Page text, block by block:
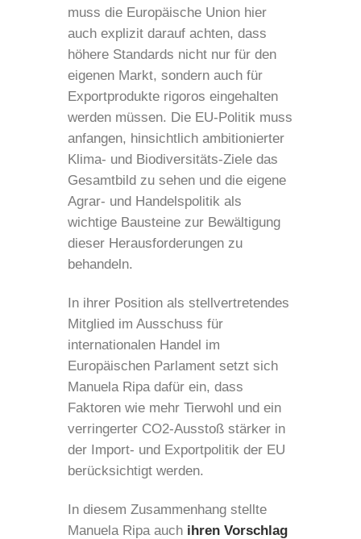
muss die Europäische Union hier
auch explizit darauf achten, dass
höhere Standards nicht nur für den
eigenen Markt, sondern auch für
Exportprodukte rigoros eingehalten
werden müssen. Die EU-Politik muss
anfangen, hinsichtlich ambitionierter
Klima- und Biodiversitäts-Ziele das
Gesamtbild zu sehen und die eigene
Agrar- und Handelspolitik als
wichtige Bausteine zur Bewältigung
dieser Herausforderungen zu
behandeln.
In ihrer Position als stellvertretendes
Mitglied im Ausschuss für
internationalen Handel im
Europäischen Parlament setzt sich
Manuela Ripa dafür ein, dass
Faktoren wie mehr Tierwohl und ein
verringerter CO2-Ausstoß stärker in
der Import- und Exportpolitik der EU
berücksichtigt werden.
In diesem Zusammenhang stellte
Manuela Ripa auch ihren Vorschlag